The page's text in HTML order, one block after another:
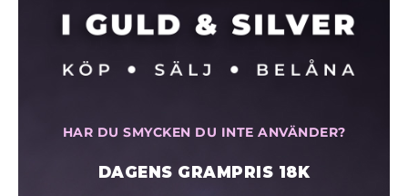
HAR DU SMYCKEN DU INTE ANVÄNDER?
DAGENS GRAMPRIS 18K